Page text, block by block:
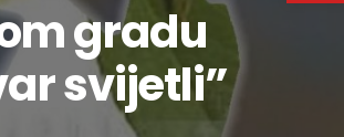
gradu
svijetli”